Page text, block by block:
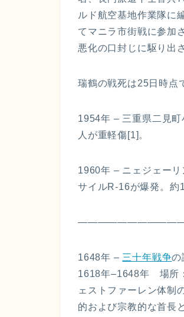
ルド航空基地作業隊に
てマニラ市街戦に参加
悪化の口封じに駆り出
瑞鶴の戦死は25日時点
1954年 – 三重県二見
人が重軽傷[1]。
1960年 – ニェジェー
サイルR-16が爆発。約
1648年 – 三十年戦争の
1618年–1648年 場所
ェストファーレン体制
的および宗教的な首長